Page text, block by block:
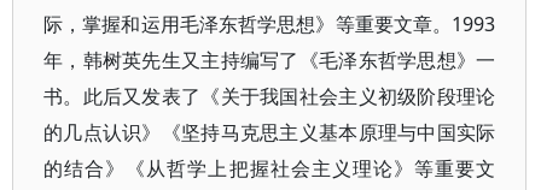
际，掌握和运用毛泽东哲学思想》等重要文章。1993
年，韩树英先生又主持编写了《毛泽东哲学思想》一
书。此后又发表了《关于我国社会主义初级阶段理论
的几点认识》《坚持马克思主义基本原理与中国实际
的结合》《从哲学上把握社会主义理论》等重要文